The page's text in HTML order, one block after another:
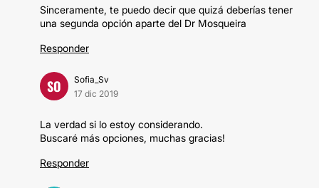
Sinceramente, te puedo decir que quizá deberías tener
una segunda opción aparte del Dr Mosqueira
Responder
SO
Sofia_Sv
17 dic 2019
La verdad si lo estoy considerando.
Buscaré más opciones, muchas gracias!
Responder